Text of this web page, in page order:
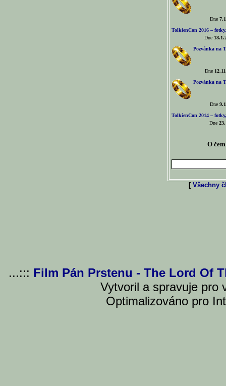
Dne
TolkienCon 2016 –
Dne
Pozvánka na
Dne
Pozvánka na
Dne
TolkienCon 2014 –
Dne
O
[ Všechny
...::: Film Pán Prstenu - The Lord Of
Vytvoril a spravuje pro
Optimalizováno pro